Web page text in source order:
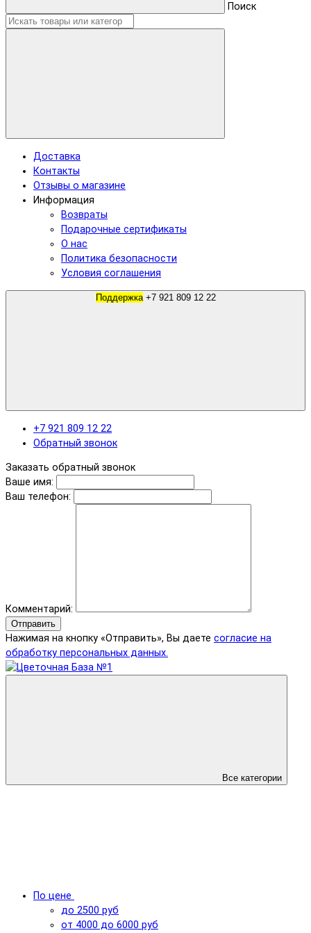
Поиск
Доставка
Контакты
Отзывы о магазине
Информация
Возвраты
Подарочные сертификаты
О нас
Политика безопасности
Условия соглашения
Поддержка +7 921 809 12 22
+7 921 809 12 22
Обратный звонок
Заказать обратный звонок
Ваше имя:
Ваш телефон:
Комментарий:
Отправить
Нажимая на кнопку «Отправить», Вы даете согласие на
обработку персональных данных.
Все категории
По цене
до 2500 руб
от 4000 до 6000 руб